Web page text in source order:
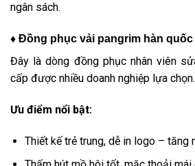
ngân sách.
♦ Đồng phục vải pangrim hàn quốc
Đây là dòng đồng phục nhân viên
cấp được nhiều doanh nghiệp lựa chọn.
Ưu điểm nổi bật:
Thiết kế trẻ trung, dễ in logo – tăng